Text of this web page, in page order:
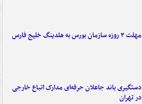
مهلت ۳ روزه سازمان بورس به هلدینگ خلیج فارس
دستگیری باند جاعلان حرفه‌ای مدارک اتباع خارجی
در تهران